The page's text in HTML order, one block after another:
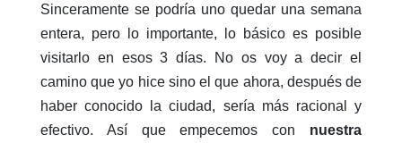
Sinceramente se podría uno quedar una semana
entera, pero lo importante, lo básico es posible
visitarlo en esos 3 días. No os voy a decir el
camino que yo hice sino el que ahora, después de
haber conocido la ciudad, sería más racional y
efectivo. Así que empecemos con nuestra